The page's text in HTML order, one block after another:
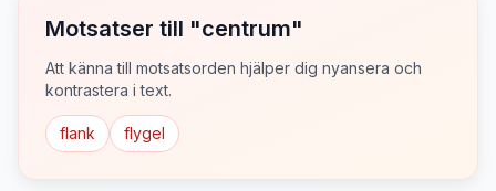
Motsatser till "centrum"
Att känna till motsatsorden hjälper dig nyansera och
kontrastera i text.
flank flygel